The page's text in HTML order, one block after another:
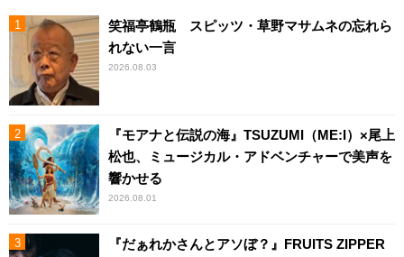
笑福亭鶴瓶 スピッツ・草野マサムネの忘れら
れない一言
2026.08.03
『モアナと伝説の海』TSUZUMI（ME:I）×尾上
松也、ミュージカル・アドベンチャーで美声を
響かせる
2026.08.01
『だぁれかさんとアソぼ？』FRUITS ZIPPER